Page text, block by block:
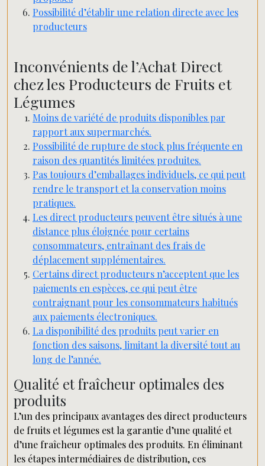
Possibilité d’établir une relation directe avec les
producteurs
Inconvénients de l’Achat Direct
chez les Producteurs de Fruits et
Légumes
Moins de variété de produits disponibles par
rapport aux supermarchés.
Possibilité de rupture de stock plus fréquente en
raison des quantités limitées produites.
Pas toujours d’emballages individuels, ce qui peut
rendre le transport et la conservation moins
pratiques.
Les direct producteurs peuvent être situés à une
distance plus éloignée pour certains
consommateurs, entraînant des frais de
déplacement supplémentaires.
Certains direct producteurs n’acceptent que les
paiements en espèces, ce qui peut être
contraignant pour les consommateurs habitués
aux paiements électroniques.
La disponibilité des produits peut varier en
fonction des saisons, limitant la diversité tout au
long de l’année.
Qualité et fraîcheur optimales des
produits
L’un des principaux avantages des direct producteurs
de fruits et légumes est la garantie d’une qualité et
d’une fraîcheur optimales des produits. En éliminant
les étapes intermédiaires de distribution, ces